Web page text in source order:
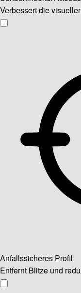
Verbessert die
Anfallssicheres Profil
Entfernt Blitze und